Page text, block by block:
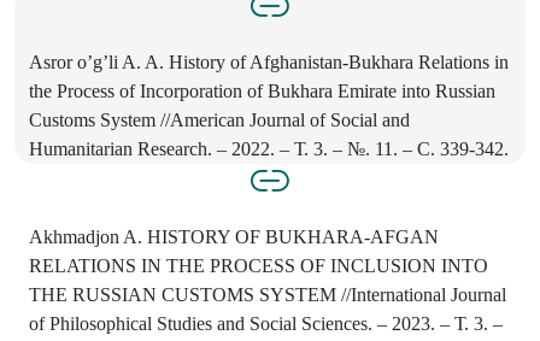
Asror o’g’li A. A. History of Afghanistan-Bukhara Relations in
the Process of Incorporation of Bukhara Emirate into Russian
Customs System //American Journal of Social and
Humanitarian Research. – 2022. – Т. 3. – №. 11. – С. 339-342.
Akhmadjon A. HISTORY OF BUKHARA-AFGAN
RELATIONS IN THE PROCESS OF INCLUSION INTO
THE RUSSIAN CUSTOMS SYSTEM //International Journal
of Philosophical Studies and Social Sciences. – 2023. – Т. 3. –